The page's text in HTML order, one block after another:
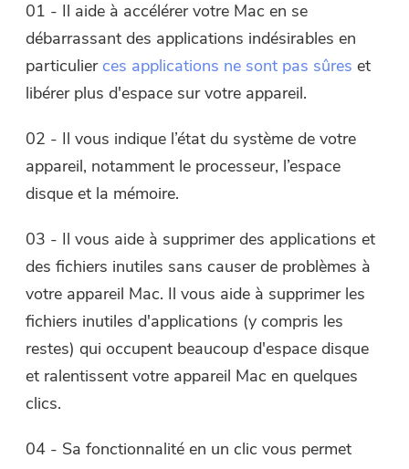
01 - Il aide à accélérer votre Mac en se
débarrassant des applications indésirables en
particulierces applications ne sont pas sûres et
libérer plus d'espace sur votre appareil.
02 - Il vous indique l’état du système de votre
appareil, notamment le processeur, l’espace
disque et la mémoire.
03 - Il vous aide à supprimer des applications et
des fichiers inutiles sans causer de problèmes à
votre appareil Mac. Il vous aide à supprimer les
fichiers inutiles d'applications (y compris les
restes) qui occupent beaucoup d'espace disque
et ralentissent votre appareil Mac en quelques
clics.
04 - Sa fonctionnalité en un clic vous permet